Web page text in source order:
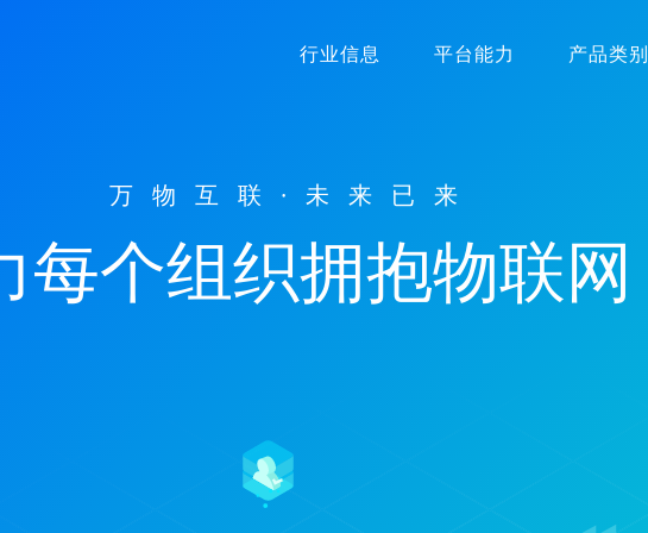
行业信息 平台能力 产品类别
万物互联·未来已来
每个组织拥抱物联网